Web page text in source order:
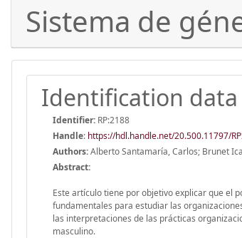
Sistema de
Identification data
Identifier: RP:2188
Handle: https://hdl.handle.net/20.500.11797/
Authors:Alberto Santamaría, Carlos; Brunet
Abstract:
Este artículo tiene por objetivo explicar que el
fundamentales para estudiar las
las interpretaciones de las prácticas
masculino.